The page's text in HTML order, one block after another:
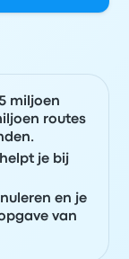
miljoen
routes
je bij
en je
van